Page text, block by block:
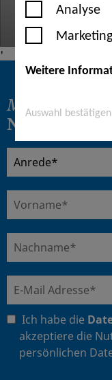
Analyse
Marketing
Weitere
Auswahl bestätigen
'
Melden Sie
Newsletter
Ich habe die
akzeptiere die
persönlichen